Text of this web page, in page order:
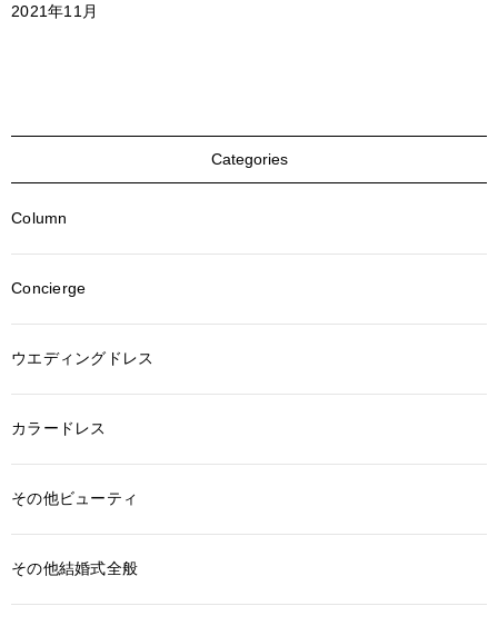
2021年11月
Categories
Column
Concierge
ウエディングドレス
カラードレス
その他ビューティ
その他結婚式全般